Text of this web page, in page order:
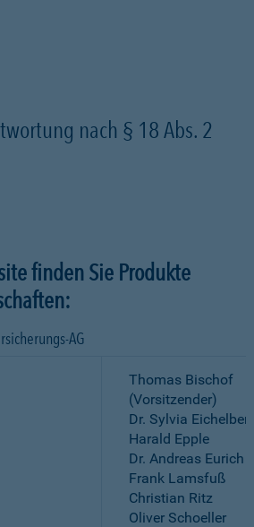
nach § 18 Abs. 2
finden Sie Produkte
AG
Thomas Bischof
(Vorsitzender)
Dr. Sylvia
Harald Epple
Dr. Andreas Eurich
Frank Lamsfuß
Christian Ritz
Oliver Schoeller